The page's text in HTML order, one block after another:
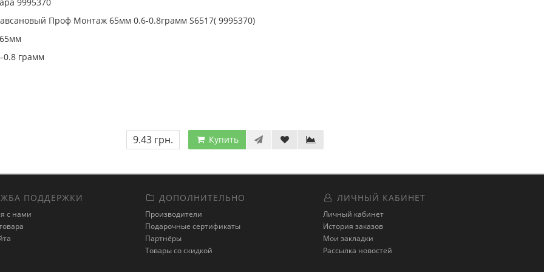
Проф Монтаж 65мм 0.6-0.8грамм S6517( 9995370)
0.8 грамм
9.43 грн. Купить
ПОДДЕРЖКИ
с нами
ДОПОЛНИТЕЛЬНО
Производители
Подарочные сертификаты
Партнёры
Товары со скидкой
ЛИЧНЫЙ КАБИНЕТ
Личный кабинет
История заказов
Мои закладки
Рассылка новостей